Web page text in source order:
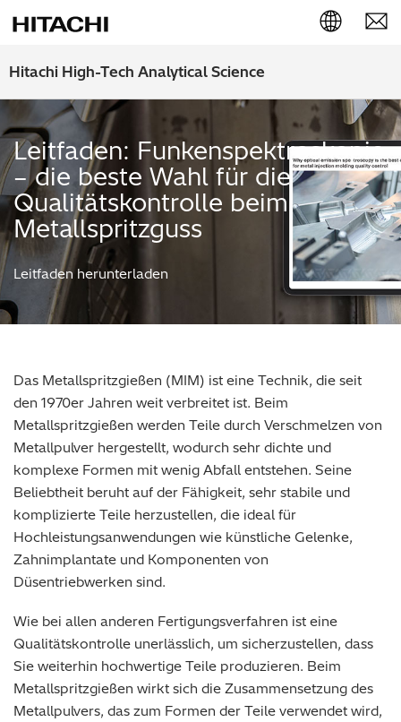
Hitachi High-Tech Analytical Science
English (EN)
Deutsch (DE)
簡体字 (ZH)
日本語 (JP)
Leitfaden: Funkenspektroskopie
– die beste Wahl für die
Qualitätskontrolle beim
Metallspritzguss
Leitfaden herunterladen
Das Metallspritzgießen (MIM) ist eine Technik, die seit
den 1970er Jahren weit verbreitet ist. Beim
Metallspritzgießen werden Teile durch Verschmelzen von
Metallpulver hergestellt, wodurch sehr dichte und
komplexe Formen mit wenig Abfall entstehen. Seine
Beliebtheit beruht auf der Fähigkeit, sehr stabile und
komplizierte Teile herzustellen, die ideal für
Hochleistungsanwendungen wie künstliche Gelenke,
Zahnimplantate und Komponenten von
Düsentriebwerken sind.
Wie bei allen anderen Fertigungsverfahren ist eine
Qualitätskontrolle unerlässlich, um sicherzustellen, dass
Sie weiterhin hochwertige Teile produzieren. Beim
Metallspritzgießen wirkt sich die Zusammensetzung des
Metallpulvers, das zum Formen der Teile verwendet wird,